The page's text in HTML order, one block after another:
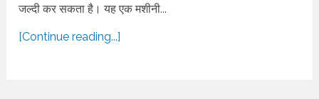
जल्दी कर सकता है। यह एक मशीनी...
[Continue reading...]